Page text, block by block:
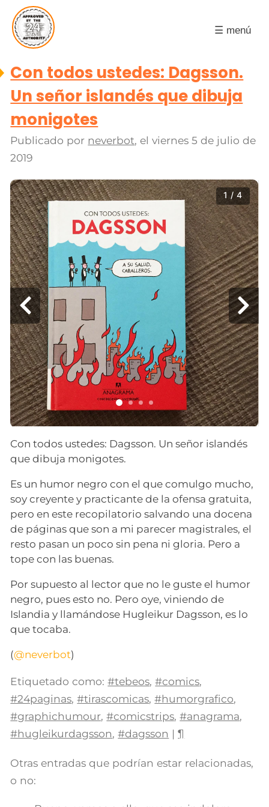
☰ menú
Con todos ustedes: Dagsson.
Un señor islandés que dibuja
monigotes
Publicado por neverbot, elviernes 5 de julio de
2019
1 / 4
Con todos ustedes: Dagsson. Un señor islandés
que dibuja monigotes.
Es un humor negro con el que comulgo mucho,
soy creyente y practicante de la ofensa gratuita,
pero en este recopilatorio salvando una docena
de páginas que son a mi parecer magistrales, el
resto pasan un poco sin pena ni gloria. Pero a
tope con las buenas.
Por supuesto al lector que no le guste el humor
negro, pues esto no. Pero oye, viniendo de
Islandia y llamándose Hugleikur Dagsson, es lo
que tocaba.
(@neverbot)
Etiquetado como: #tebeos,#comics,
#24paginas,#tirascomicas,#humorgrafico,
#graphichumour,#comicstrips,#anagrama,
#hugleikurdagsson,#dagsson |¶
Otras entradas que podrían estar relacionadas,
o no: